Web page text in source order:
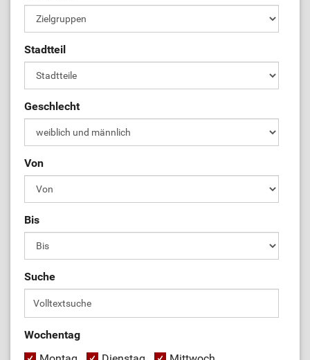
Stadtteil
Geschlecht
Von
Bis
Suche
Wochentag